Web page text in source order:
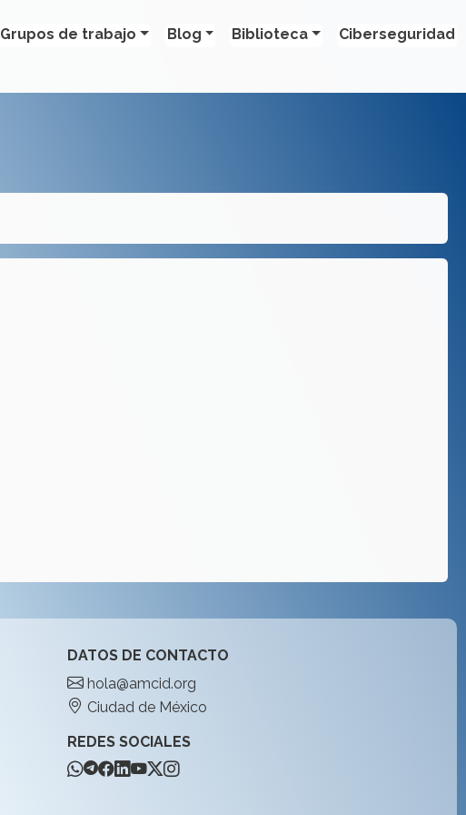
Grupos de trabajo Blog Biblioteca Ciberseguridad
DATOS DE CONTACTO
hola@amcid.org
Ciudad de México
REDES SOCIALES